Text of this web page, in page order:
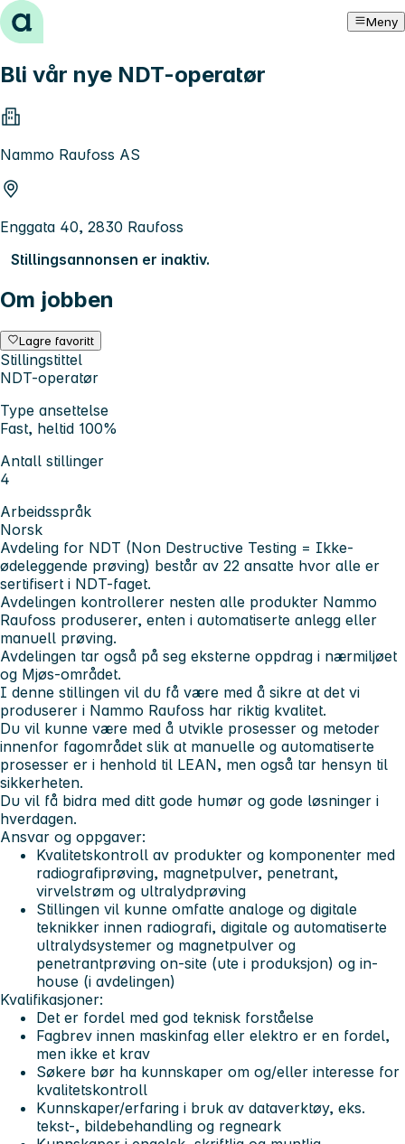
Hopp til innhold Meny
Bli vår nye NDT-operatør
Nammo Raufoss AS
Enggata 40, 2830 Raufoss
Stillingsannonsen er inaktiv.
Om jobben
Lagre favoritt
Stillingstittel
NDT-operatør
Type ansettelse
Fast, heltid 100%
Antall stillinger
4
Arbeidsspråk
Norsk
Avdeling for NDT (Non Destructive Testing = Ikke-
ødeleggende prøving) består av 22 ansatte hvor alle er
sertifisert i NDT-faget.
Avdelingen kontrollerer nesten alle produkter Nammo
Raufoss produserer, enten i automatiserte anlegg eller
manuell prøving.
Avdelingen tar også på seg eksterne oppdrag i nærmiljøet
og Mjøs-området.
I denne stillingen vil du få være med å sikre at det vi
produserer i Nammo Raufoss har riktig kvalitet.
Du vil kunne være med å utvikle prosesser og metoder
innenfor fagområdet slik at manuelle og automatiserte
prosesser er i henhold til LEAN, men også tar hensyn til
sikkerheten.
Du vil få bidra med ditt gode humør og gode løsninger i
hverdagen.
Ansvar og oppgaver:
Kvalitetskontroll av produkter og komponenter med
radiografiprøving, magnetpulver, penetrant,
virvelstrøm og ultralydprøving
Stillingen vil kunne omfatte analoge og digitale
teknikker innen radiografi, digitale og automatiserte
ultralydsystemer og magnetpulver og
penetrantprøving on-site (ute i produksjon) og in-
house (i avdelingen)
Kvalifikasjoner:
Det er fordel med god teknisk forståelse
Fagbrev innen maskinfag eller elektro er en fordel,
men ikke et krav
Søkere bør ha kunnskaper om og/eller interesse for
kvalitetskontroll
Kunnskaper/erfaring i bruk av dataverktøy, eks.
tekst-, bildebehandling og regneark